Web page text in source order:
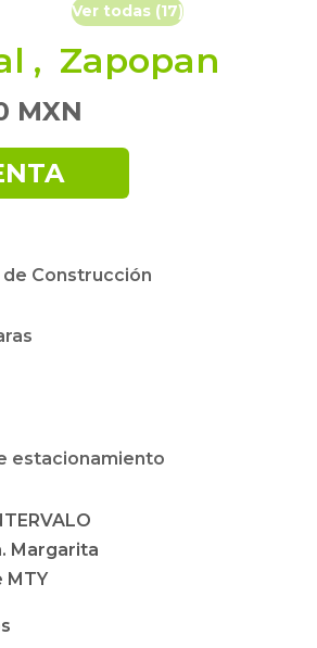
Ver todas (17)
, Zapopan
MXN
de Construcción
estacionamiento
Margarita
MTY